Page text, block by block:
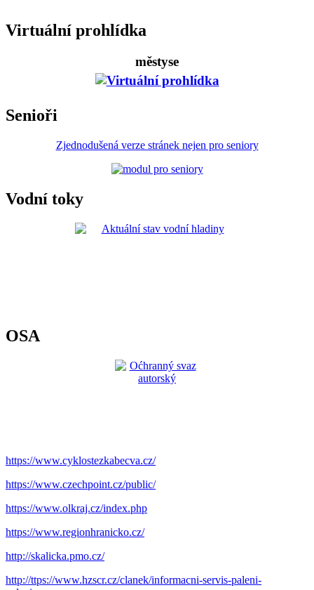
Virtuální prohlídka
městyse
Senioři
Zjednodušená verze stránek nejen pro seniory
Vodní toky
OSA
https://www.cyklostezkabecva.cz/
https://www.czechpoint.cz/public/
https://www.olkraj.cz/index.php
https://www.regionhranicko.cz/
http://skalicka.pmo.cz/
http://ttps://www.hzscr.cz/clanek/informacni-servis-paleni-